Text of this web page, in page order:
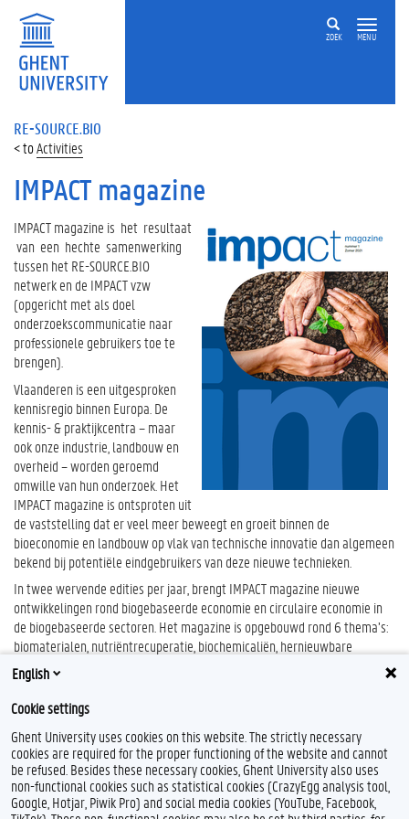
ZOEK MENU
RE-SOURCE.BIO
Activities
IMPACT magazine
IMPACT magazine is het resultaat
van een hechte samenwerking
tussen het RE-SOURCE.BIO
netwerk en de IMPACT vzw
(opgericht met als doel
onderzoekscommunicatie naar
professionele gebruikers toe te
brengen).
Vlaanderen is een uitgesproken
kennisregio binnen Europa. De
kennis- & praktijkcentra – maar
ook onze industrie, landbouw en
overheid – worden geroemd
omwille van hun onderzoek. Het
IMPACT magazine is ontsproten uit
de vaststelling dat er veel meer beweegt en groeit binnen de
bioeconomie en landbouw op vlak van technische innovatie dan algemeen
bekend bij potentiële eindgebruikers van deze nieuwe technieken.
In twee wervende edities per jaar, brengt IMPACT magazine nieuwe
ontwikkelingen rond biogebaseerde economie en circulaire economie in
de biogebaseerde sectoren. Het magazine is opgebouwd rond 6 thema’s:
biomaterialen, nutriëntrecuperatie, biochemicaliën, hernieuwbare
energie, afvalwater als grondstof en waardeketen beoordeling.
Wenst u dit gratis magazine voortaan te ontvangen?
Registreer u online
English
Cookie settings
Ghent University uses cookies on this website. The strictly necessary
cookies are required for the proper functioning of the website and cannot
be refused. Besides these necessary cookies, Ghent University also uses
non-functional cookies such as statistical cookies (CrazyEgg analysis tool,
Google, Hotjar, Piwik Pro) and social media cookies (YouTube, Facebook,